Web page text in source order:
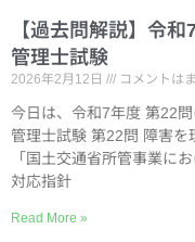
【過去問解説】令
管理士試験
2026年2月12日 コメントは
今日は、令和7年度 第22
管理士試験 第22問 障害
「国土交通省所管事業に
対応指針
Read More »